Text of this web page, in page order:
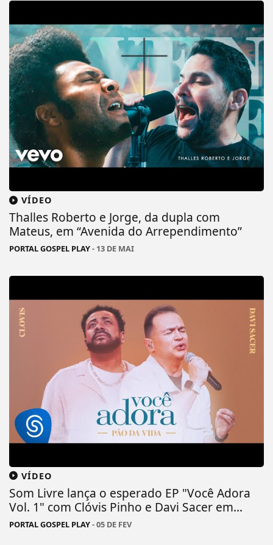
VÍDEO
Thalles Roberto e Jorge, da dupla com
Mateus, em “Avenida do Arrependimento”
PORTAL GOSPEL PLAY- 13 DE MAI
VÍDEO
Som Livre lança o esperado EP "Você Adora
Vol. 1" com Clóvis Pinho e Davi Sacer em...
PORTAL GOSPEL PLAY- 05 DE FEV